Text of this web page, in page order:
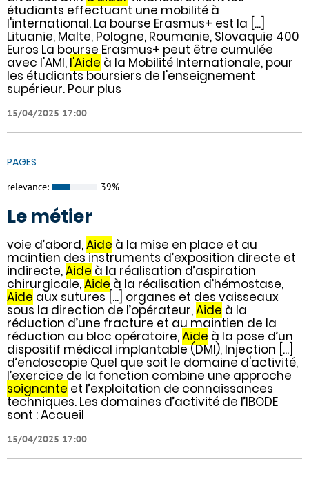
étudiants effectuant une mobilité à
l'international. La bourse Erasmus+ est la [...]
Lituanie, Malte, Pologne, Roumanie, Slovaquie 400
Euros La bourse Erasmus+ peut être cumulée
avec l'AMI, l'Aide à la Mobilité Internationale, pour
les étudiants boursiers de l'enseignement
supérieur. Pour plus
15/04/2025 17:00
PAGES
relevance: 39%
Le métier
voie d’abord,Aide à la mise en place et au
maintien des instruments d’exposition directe et
indirecte,Aide à la réalisation d’aspiration
chirurgicale,Aide à la réalisation d’hémostase,
Aide aux sutures [...] organes et des vaisseaux
sous la direction de l’opérateur,Aide à la
réduction d’une fracture et au maintien de la
réduction au bloc opératoire,Aide à la pose d’un
dispositif médical implantable (DMI), Injection [...]
d’endoscopie Quel que soit le domaine d'activité,
l’exercice de la fonction combine une approche
soignante et l’exploitation de connaissances
techniques. Les domaines d’activité de l’IBODE
sont : Accueil
15/04/2025 17:00